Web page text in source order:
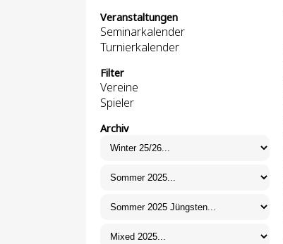
Veranstaltungen
Seminarkalender
Turnierkalender
Filter
Vereine
Spieler
Archiv